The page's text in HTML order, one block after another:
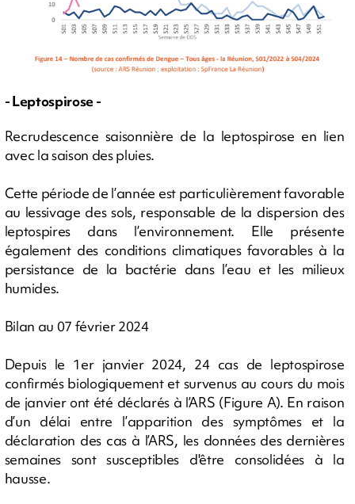
- Leptospirose -
Recrudescence saisonnière de la leptospirose en lien
avec la saison des pluies.
Cette période de l’année est particulièrement favorable
au lessivage des sols, responsable de la dispersion des
leptospires dans l’environnement. Elle présente
également des conditions climatiques favorables à la
persistance de la bactérie dans l’eau et les milieux
humides.
Bilan au 07 février 2024
Depuis le 1er janvier 2024, 24 cas de leptospirose
confirmés biologiquement et survenus au cours du mois
de janvier ont été déclarés à l’ARS (Figure A). En raison
d’un délai entre l’apparition des symptômes et la
déclaration des cas à l’ARS, les données des dernières
semaines sont susceptibles d'être consolidées à la
hausse.